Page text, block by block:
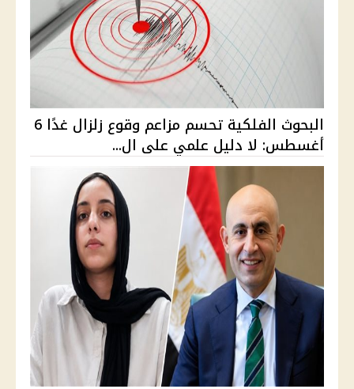
البحوث الفلكية تحسم مزاعم وقوع زلزال غدًا 6
أغسطس: لا دليل علمي على ال...